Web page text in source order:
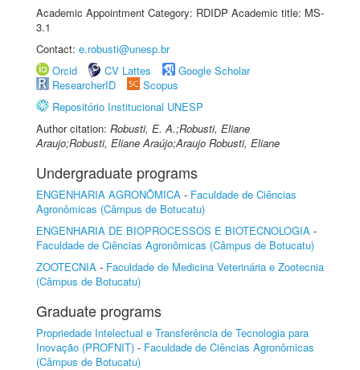
Academic Appointment Category: RDIDP Academic title: MS-
3.1
Contact: e.robusti@unesp.br
Orcid
CV Lattes
Google Scholar
ResearcherID
Scopus
Repositório Institucional UNESP
Author citation: Robusti, E. A.;Robusti, Eliane
Araujo;Robusti, Eliane Araújo;Araujo Robusti, Eliane
Undergraduate programs
ENGENHARIA AGRONÔMICA - Faculdade de Ciências
Agronômicas (Câmpus de Botucatu)
ENGENHARIA DE BIOPROCESSOS E BIOTECNOLOGIA -
Faculdade de Ciências Agronômicas (Câmpus de Botucatu)
ZOOTECNIA - Faculdade de Medicina Veterinária e Zootecnia
(Câmpus de Botucatu)
Graduate programs
Propriedade Intelectual e Transferência de Tecnologia para
Inovação (PROFNIT) - Faculdade de Ciências Agronômicas
(Câmpus de Botucatu)